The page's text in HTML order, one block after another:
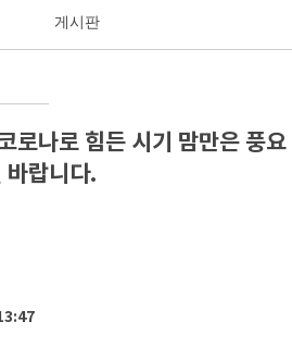
게시판
나로 힘든 시기 맘만은 풍요
바랍니다.